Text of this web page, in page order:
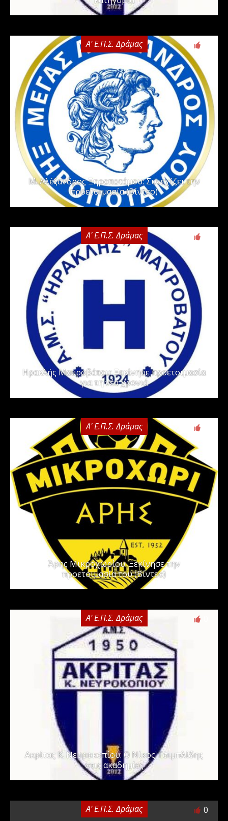
Α' Ε.Π.Σ. Δράμας
Μ. Αλέξανδρος Ξηροποτάμου: Συνεχίζει την
προετοιμασία (Βίντεο)
Α' Ε.Π.Σ. Δράμας
Ηρακλής Μαυροβάτου: Ξεκίνησε προετοιμασία
για τη νέα χρονιά
Α' Ε.Π.Σ. Δράμας
Άρης Μικροχωρίου: Ξεκίνησε την
προετοιμασία του (Βίντεο)
Α' Ε.Π.Σ. Δράμας
Ακρίτας Κ. Νευροκοπίου: Ο Νίκος Τσιμπλίδης
στις ακαδημίες
Α' Ε.Π.Σ. Δράμας 0